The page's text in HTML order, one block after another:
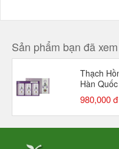
Sản phẩm bạn đã xem
Thạch
Hàn
980,000 đ